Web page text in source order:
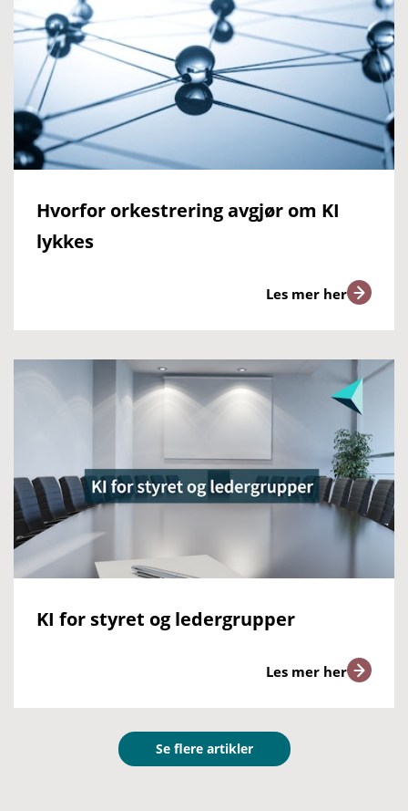
Hvorfor orkestrering avgjør om KI
lykkes
Les mer her
KI for styret og ledergrupper
Les mer her
Se flere artikler